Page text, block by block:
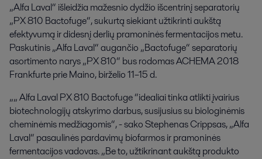
„Alfa Laval“ išleidžia mažesnio dydžio išcentrinį separatorių
„PX 810 Bactofuge“, sukurtą siekiant užtikrinti aukštą
efektyvumą ir didesnį derlių pramoninės fermentacijos metu.
Paskutinis „Alfa Laval“ augančio „Bactofuge“ separatorių
asortimento narys „PX 810“ bus rodomas ACHEMA 2018
Frankfurte prie Maino, birželio 11–15 d.
„„ Alfa Laval PX 810 Bactofuge “idealiai tinka atlikti įvairius
biotechnologijų atskyrimo darbus, susijusius su biologinėmis
cheminėmis medžiagomis“, - sako Stephenas Crippsas, „Alfa
Laval“ pasaulinės pardavimų biofarmos ir pramoninės
fermentacijos vadovas. „Be to, užtikrinant aukštą produkto